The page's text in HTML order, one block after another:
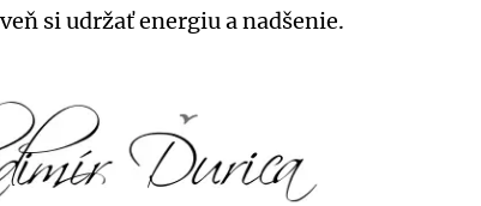
si udržať energiu a nadšenie.